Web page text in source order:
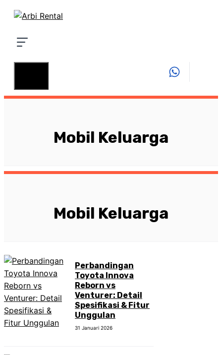
Langsung
Mobil Keluarga
Mobil Keluarga
Perbandingan
Toyota Innova
Reborn vs
Venturer: Detail
Spesifikasi & Fitur
Unggulan
31 Januari 2026